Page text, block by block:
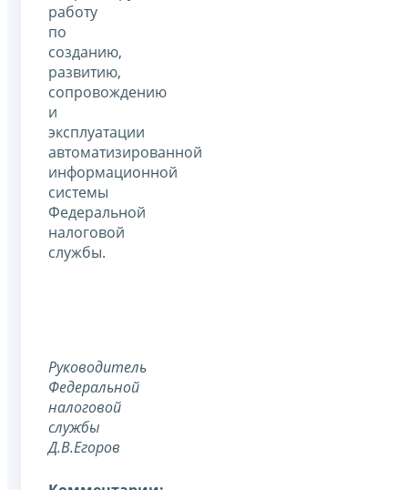
работу
по
созданию,
развитию,
сопровождению
и
эксплуатации
автоматизированной
информационной
системы
Федеральной
налоговой
службы.
Руководитель
Федеральной
налоговой
службы
Д.В.Егоров